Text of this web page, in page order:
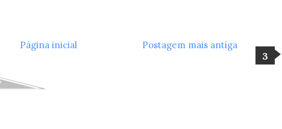
Postagem mais antiga
Página inicial